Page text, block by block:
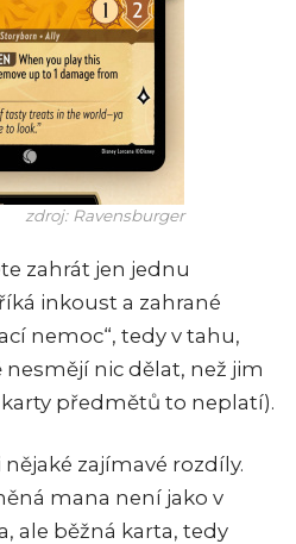
zdroj: Ravensburger
zahrát jen jednu
inkoust a zahrané
nemoc“, tedy v tahu,
nesmějí nic dělat, než jim
předmětů to neplatí).
zajímavé rozdíly.
mana není jako v
ale běžná karta, tedy